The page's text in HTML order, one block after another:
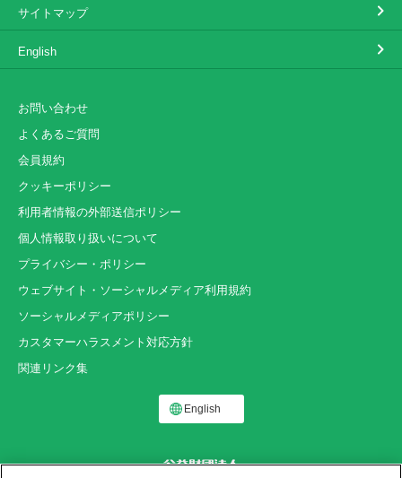
サイトマップ
English
お問い合わせ
よくあるご質問
会員規約
クッキーポリシー
利用者情報の外部送信ポリシー
個人情報取り扱いについて
プライバシー・ポリシー
ウェブサイト・ソーシャルメディア利用規約
ソーシャルメディアポリシー
カスタマーハラスメント対応方針
関連リンク集
English